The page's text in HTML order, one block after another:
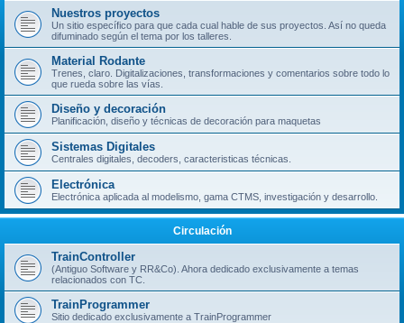
Nuestros proyectos
Un sitio específico para que cada cual hable de sus proyectos. Así no queda
difuminado según el tema por los talleres.
Material Rodante
Trenes, claro. Digitalizaciones, transformaciones y comentarios sobre todo lo
que rueda sobre las vías.
Diseño y decoración
Planificación, diseño y técnicas de decoración para maquetas
Sistemas Digitales
Centrales digitales, decoders, caracteristicas técnicas.
Electrónica
Electrónica aplicada al modelismo, gama CTMS, investigación y desarrollo.
Circulación
TrainController
(Antiguo Software y RR&Co). Ahora dedicado exclusivamente a temas
relacionados con TC.
TrainProgrammer
Sitio dedicado exclusivamente a TrainProgrammer